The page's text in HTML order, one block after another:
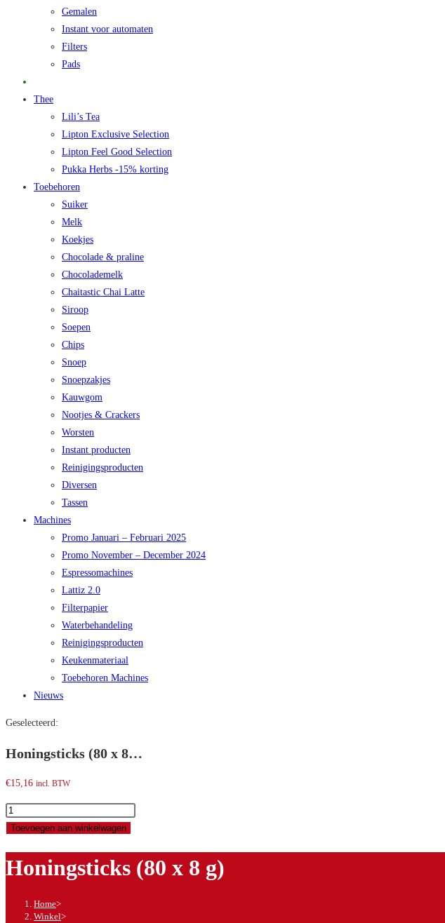
Gemalen
Instant voor automaten
Filters
Pads
Thee
Lili’s Tea
Lipton Exclusive Selection
Lipton Feel Good Selection
Pukka Herbs -15% korting
Toebehoren
Suiker
Melk
Koekjes
Chocolade & praline
Chocolademelk
Chaitastic Chai Latte
Siroop
Soepen
Chips
Snoep
Snoepzakjes
Kauwgom
Nootjes & Crackers
Worsten
Instant producten
Reinigingsproducten
Diversen
Tassen
Machines
Promo Januari – Februari 2025
Promo November – December 2024
Espressomachines
Lattiz 2.0
Filterpapier
Waterbehandeling
Reinigingsproducten
Keukenmateriaal
Toebehoren Machines
Nieuws
Geselecteerd:
Honingsticks (80 x 8…
€15,16 incl. BTW
Honingsticks
(80
8
Toevoegen aan winkelwagen
Honingsticks (80 x 8 g)
Home>
Winkel>